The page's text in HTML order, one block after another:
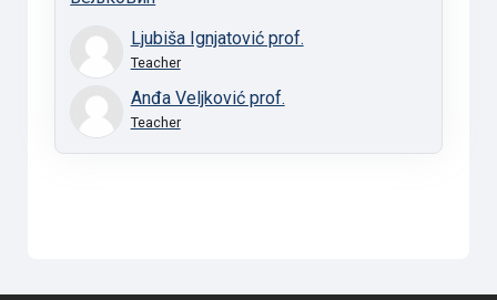
Ljubiša Ignjatović prof.
Teacher
Anđa Veljković prof.
Teacher